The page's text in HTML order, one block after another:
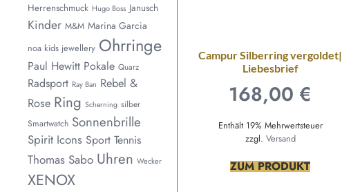
Herrenschmuck Hugo Boss Janusch
Kinder M&M Marina Garcia
noa kids jewellery Ohrringe
Paul Hewitt Pokale Quarz
Radsport Ray Ban Rebel &
Rose Ring Scherning silber
Smartwatch Sonnenbrille
Spirit Icons Sport Tennis
Thomas Sabo Uhren Wecker
XENOX
Campur Silberring vergoldet|
Liebesbrief
168,00 €
Enthält 19% Mehrwertsteuer
zzgl. Versand
ZUM PRODUKT